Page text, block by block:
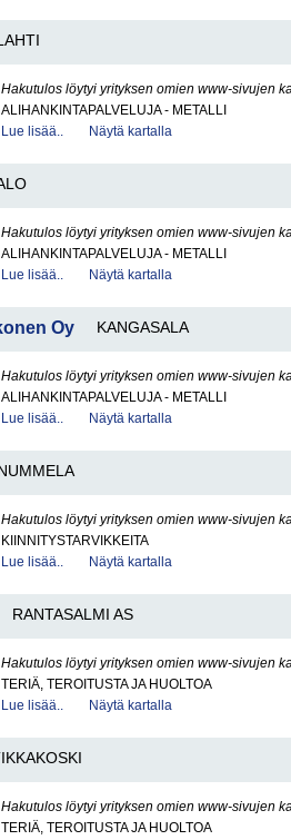
Hakutulos löytyi yrityksen omien www-sivujen
ALIHANKINTAPALVELUJA - METALLI
Lue lisää..
Näytä kartalla
Hakutulos löytyi yrityksen omien www-sivujen
ALIHANKINTAPALVELUJA - METALLI
Lue lisää..
Näytä kartalla
Oy KANGASALA
Hakutulos löytyi yrityksen omien www-sivujen
ALIHANKINTAPALVELUJA - METALLI
Lue lisää..
Näytä kartalla
Hakutulos löytyi yrityksen omien www-sivujen
KIINNITYSTARVIKKEITA
Lue lisää..
Näytä kartalla
RANTASALMI AS
Hakutulos löytyi yrityksen omien www-sivujen
TERIÄ, TEROITUSTA JA HUOLTOA
Lue lisää..
Näytä kartalla
Hakutulos löytyi yrityksen omien www-sivujen
TERIÄ, TEROITUSTA JA HUOLTOA